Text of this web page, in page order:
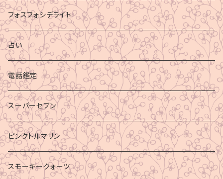
フォスフォシデライト
占い
電話鑑定
スーパーセブン
ピンクトルマリン
スモーキークォーツ